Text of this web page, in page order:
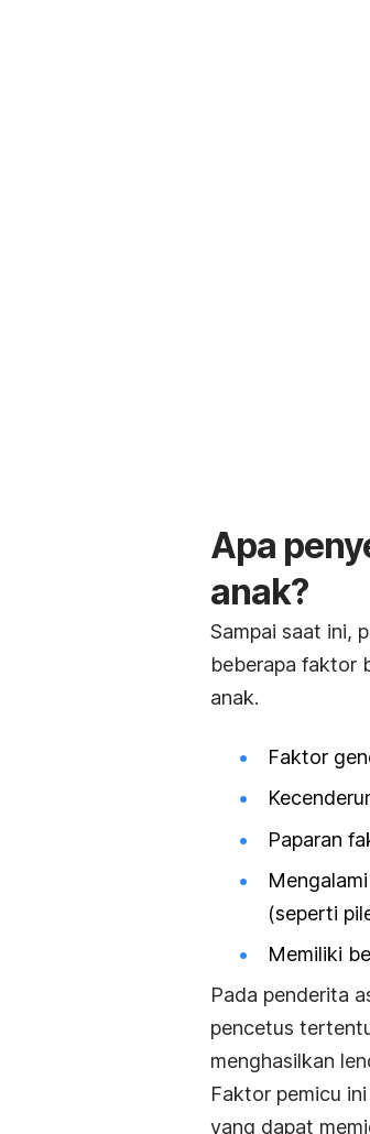
Apa
anak?
Sampai saat ini,
beberapa faktor
anak.
Faktor
Paparan
(seperti
Memiliki
Pada penderita
pencetus
menghasilkan
Faktor pemicu
yang dapat